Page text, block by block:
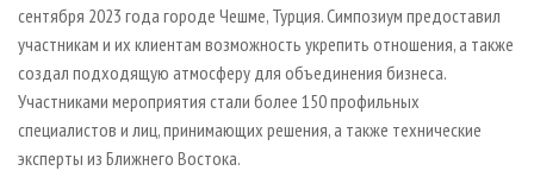
сентября 2023 года городе Чешме, Турция. Симпозиум предоставил
участникам и их клиентам возможность укрепить отношения, а также
создал подходящую атмосферу для объединения бизнеса.
Участниками мероприятия стали более 150 профильных
специалистов и лиц, принимающих решения, а также технические
эксперты из Ближнего Востока.